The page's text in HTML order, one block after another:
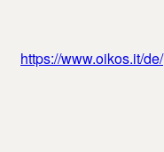
https://www.oikos.it/de/